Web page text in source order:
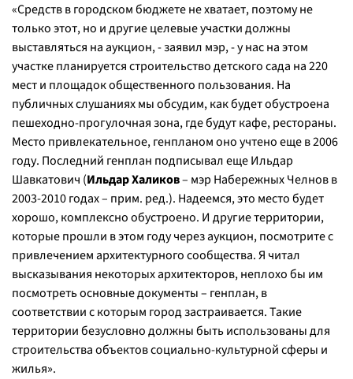
«Средств в городском бюджете не хватает, поэтому не
только этот, но и другие целевые участки должны
выставляться на аукцион, -заявил мэр,- у нас на этом
участке планируется строительство детского сада на 220
мест и площадок общественного пользования. На
публичных слушаниях мы обсудим, как будет обустроена
пешеходно-прогулочная зона, где будут кафе, рестораны.
Место привлекательное, генпланом оно учтено еще в 2006
году. Последний генплан подписывал еще Ильдар
Шавкатович (Ильдар Халиков– мэр Набережных Челнов в
2003-2010 годах – прим. ред.). Надеемся, это место будет
хорошо, комплексно обустроено. И другие территории,
которые прошли в этом году через аукцион, посмотрите с
привлечением архитектурного сообщества. Я читал
высказывания некоторых архитекторов, неплохо бы им
посмотреть основные документы – генплан, в
соответствии с которым город застраивается. Такие
территории безусловно должны быть использованы для
строительства объектов социально-культурной сферы и
жилья».